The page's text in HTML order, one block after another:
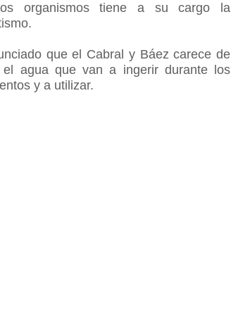
organismos tiene a su cargo la
que el Cabral y Báez carece de
el agua que van a ingerir durante los
y a utilizar.